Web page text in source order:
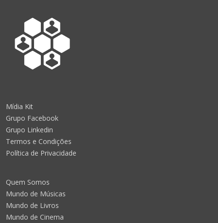
Mídia Kit
Grupo Facebook
Grupo Linkedin
Termos e Condições
Política de Privacidade
Quem Somos
Mundo de Músicas
Mundo de Livros
Mundo de Cinema